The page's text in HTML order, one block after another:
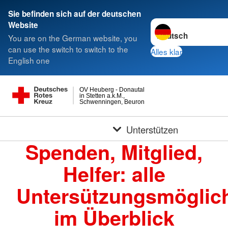
Sie befinden sich auf der deutschen
Website
You are on the German website, you
can use the switch to switch to the
English one
Sprache wechseln zu
Alles klar
Schwenningen, Beuron
in Stetten a.k.M.,
OV Heuberg - Donautal
Unterstützen
Spenden, Mitglied,
Helfer: alle
im Überblick